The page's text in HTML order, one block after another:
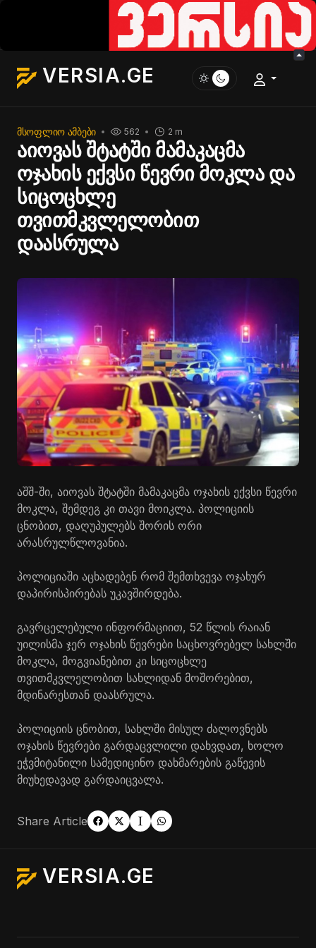
VERSIA.GE
ᲛᲡᲝᲤᲚᲘᲝ ᲐᲛᲑᲔᲑᲘ 2 m
562
აიოვას შტატში მამაკაცმა
ოჯახის ექვსი წევრი მოკლა და
სიცოცხლე
თვითმკვლელობით
დაასრულა
აშშ-ში, აიოვას შტატში მამაკაცმა ოჯახის ექვსი წევრი
მოკლა, შემდეგ კი თავი მოიკლა. პოლიციის
ცნობით, დაღუპულებს შორის ორი
არასრულწლოვანია.
პოლიციაში აცხადებენ რომ შემთხვევა ოჯახურ
დაპირისპირებას უკავშირდება.
გავრცელებული ინფორმაციით, 52 წლის რაიან
უილისმა ჯერ ოჯახის წევრები საცხოვრებელ სახლში
მოკლა, მოგვიანებით კი სიცოცხლე
თვითმკვლელობით სახლიდან მოშორებით,
მდინარესთან დაასრულა.
პოლიციის ცნობით, სახლში მისულ ძალოვნებს
ოჯახის წევრები გარდაცვლილი დახვდათ, ხოლო
ეჭვმიტანილი სამედიცინო დახმარების გაწევის
მიუხედავად გარდაიცვალა.
Share Article
VERSIA.GE